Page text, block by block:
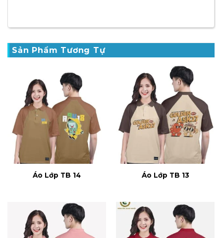
Sản Phẩm Tương Tự
Áo Lớp TB 14 Áo Lớp TB 13